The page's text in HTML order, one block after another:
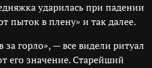
ударилась при падении
пыток в плену» и так далее.
горло», — все видели ритуал
его значение. Старейший